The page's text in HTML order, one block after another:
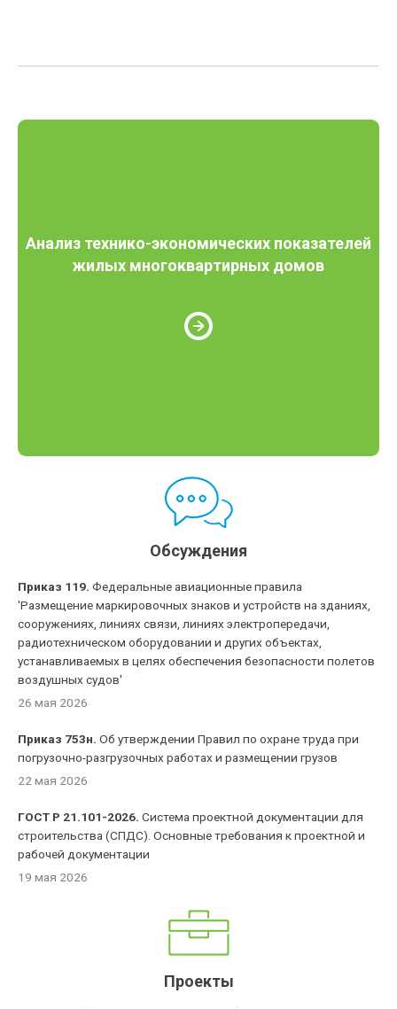
Анализ технико-экономических показателей
жилых многоквартирных домов
Обсуждения
Приказ 119. Федеральные авиационные правила
'Размещение маркировочных знаков и устройств на зданиях,
сооружениях, линиях связи, линиях электропередачи,
радиотехническом оборудовании и других объектах,
устанавливаемых в целях обеспечения безопасности полетов
воздушных судов'
26 мая 2026
Приказ 753н. Об утверждении Правил по охране труда при
погрузочно-разгрузочных работах и размещении грузов
22 мая 2026
ГОСТ Р 21.101-2026. Система проектной документации для
строительства (СПДС). Основные требования к проектной и
рабочей документации
19 мая 2026
Проекты